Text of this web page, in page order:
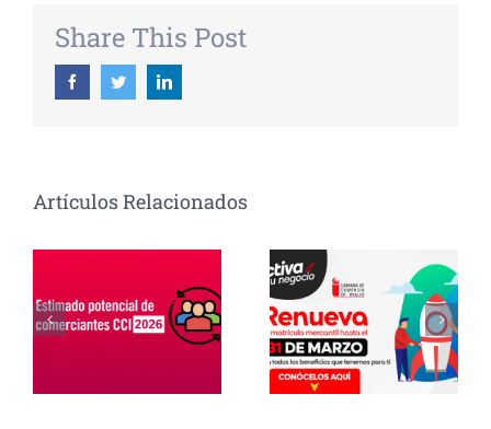
Share This Post
FacebookTwitterLinkedin
Artículos Relacionados